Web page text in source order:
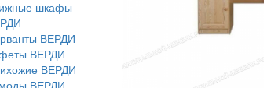
шкафы
ВЕРДИ
ВЕРДИ
ВЕРДИ
ВЕРДИ